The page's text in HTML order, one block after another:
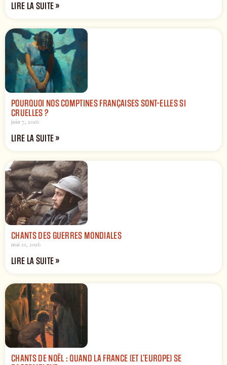
LIRE LA SUITE »
POURQUOI NOS COMPTINES FRANÇAISES SONT-ELLES SI
CRUELLES ?
juin 7, 2026
LIRE LA SUITE »
CHANTS DES GUERRES MONDIALES
mai 21, 2026
LIRE LA SUITE »
CHANTS DE NOËL : QUAND LA FRANCE (ET L’EUROPE) SE